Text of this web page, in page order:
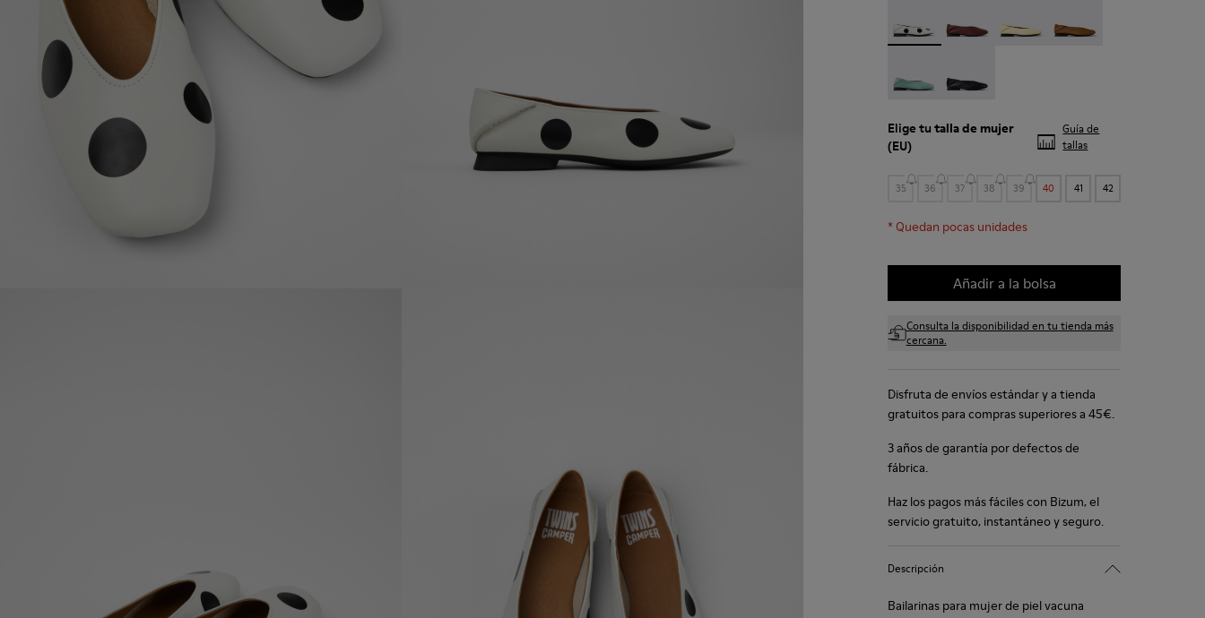
Elige tu talla de mujer
(EU)
Guía de
tallas
35 36 37 38 39 40 41 42
*Quedan pocas unidades
Añadir a la bolsa
Consulta la disponibilidad en tu tienda más
cercana.
Disfruta de envíos estándar y a tienda
gratuitos para compras superiores a 45€.
3 años de garantía por defectos de
fábrica.
Haz los pagos más fáciles con Bizum, el
servicio gratuito, instantáneo y seguro.
Descripción
Bailarinas para mujer de piel vacuna